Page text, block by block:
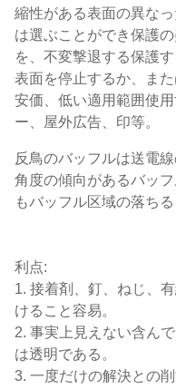
縮性がある表面の異な
は選ぶことができ保護
を、不変撃退する保護
表面を停止するか、ま
安価、低い適用範囲使
ー、屋外広告、印等。
反鳥のバッフルは送電
角度の傾向があるバッ
もバッフル区域の落ち
利点:
1. 接着剤、釘、ねじ、
けること容易。
2. 事実上見えない含ん
は透明である。
3. 一度だけの解決との